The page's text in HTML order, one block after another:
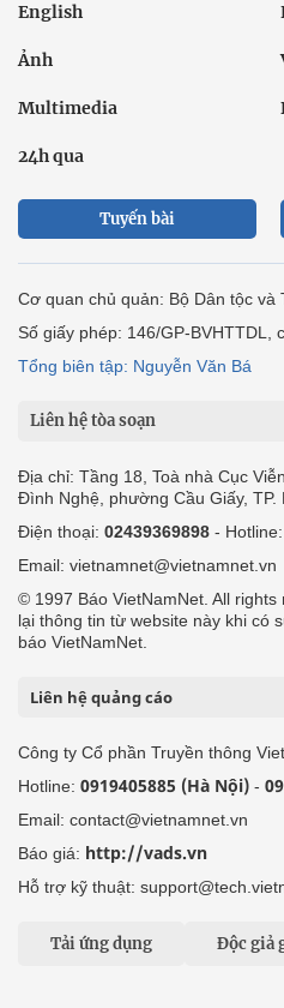
English
Ảnh
Multimedia
24h qua
Tuyến bài
Cơ quan chủ quản: Bộ Dân tộc và
Số giấy phép: 146/GP-BVHTTDL,
Tổng biên tập: Nguyễn Văn Bá
Liên hệ tòa soạn
Địa chỉ: Tầng 18, Toà nhà Cục
Đình Nghệ, phường Cầu Giấy, TP.
Điện thoại: 02439369898 - Hotline:
Email: vietnamnet@vietnamnet.vn
© 1997 Báo VietNamNet. All
lại thông tin từ website này khi có
báo VietNamNet.
Liên hệ quảng cáo
Công ty Cổ phần Truyền thông
Hotline: 0919405885 (Hà Nội) -
Email: contact@vietnamnet.vn
Báo giá: http://vads.vn
Hỗ trợ kỹ thuật:
Tải ứng dụng Độc giả